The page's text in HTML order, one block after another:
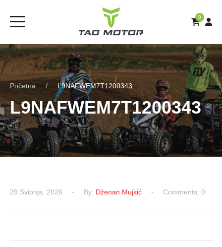
0
Početna L9NAFWEM7T1200343
L9NAFWEM7T1200343
29 Svibnja, 2026 By: Dženan Mujkić Comments: 0